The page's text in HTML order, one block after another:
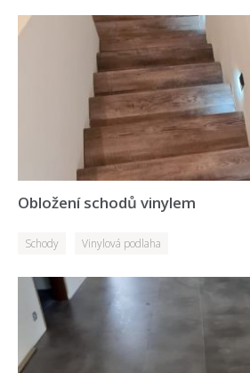
Obložení schodů vinylem
Schody Vinylová podlaha